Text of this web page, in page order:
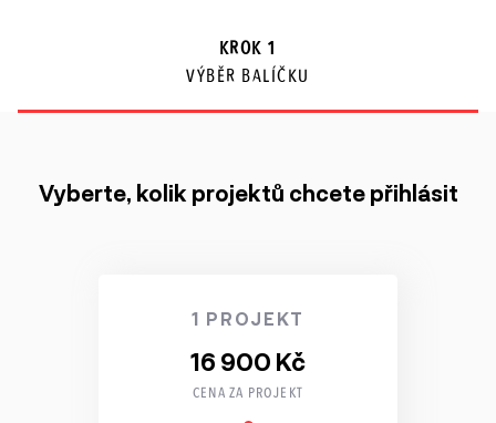
KROK 1
VÝBĚR BALÍČKU
Vyberte, kolik projektů chcete přihlásit
1 PROJEKT
16 900 Kč
CENA ZA PROJEKT